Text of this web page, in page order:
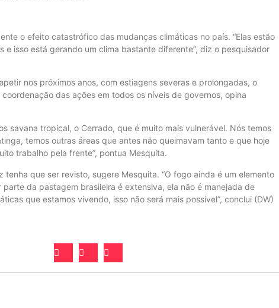
o efeito catastrófico das mudanças climáticas no país. “Elas estão
isso está gerando um clima bastante diferente”, diz o pesquisador
nos próximos anos, com estiagens severas e prolongadas, o
das ações em todos os níveis de governos, opina
savana tropical, o Cerrado, que é muito mais vulnerável. Nós temos
temos outras áreas que antes não queimavam tanto e que hoje
trabalho pela frente”, pontua Mesquita.
que ser revisto, sugere Mesquita. “O fogo ainda é um elemento
da pastagem brasileira é extensiva, ela não é manejada de
que estamos vivendo, isso não será mais possível”, conclui (DW)